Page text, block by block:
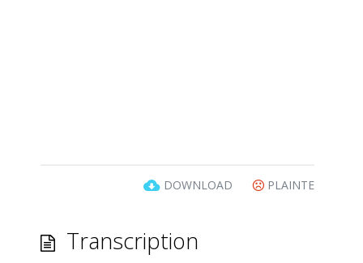
DOWNLOAD PLAINTE
Transcription